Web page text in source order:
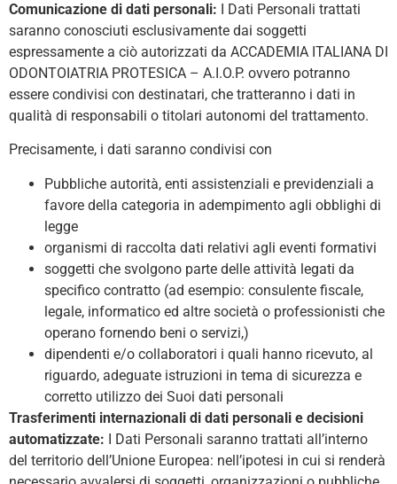
Comunicazione di dati personali: I Dati Personali trattati
saranno conosciuti esclusivamente dai soggetti
espressamente a ciò autorizzati da ACCADEMIA ITALIANA DI
ODONTOIATRIA PROTESICA – A.I.O.P. ovvero potranno
essere condivisi con destinatari, che tratteranno i dati in
qualità di responsabili o titolari autonomi del trattamento.
Precisamente, i dati saranno condivisi con
Pubbliche autorità, enti assistenziali e previdenziali a
favore della categoria in adempimento agli obblighi di
legge
organismi di raccolta dati relativi agli eventi formativi
soggetti che svolgono parte delle attività legati da
specifico contratto (ad esempio: consulente fiscale,
legale, informatico ed altre società o professionisti che
operano fornendo beni o servizi,)
dipendenti e/o collaboratori i quali hanno ricevuto, al
riguardo, adeguate istruzioni in tema di sicurezza e
corretto utilizzo dei Suoi dati personali
Trasferimenti internazionali di dati personali e decisioni
automatizzate: I Dati Personali saranno trattati all’interno
del territorio dell’Unione Europea: nell’ipotesi in cui si renderà